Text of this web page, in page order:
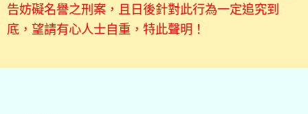
告妨礙名譽之刑案，且日後針對此行為一定追究到
底，望請有心人士自重，特此聲明！